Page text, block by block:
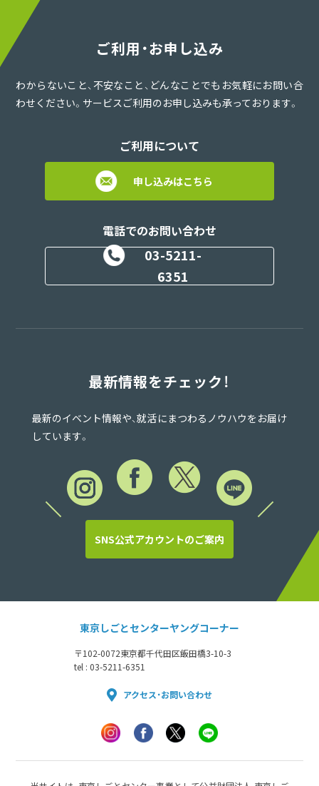
ご利用・お申し込み
わからないこと、不安なこと、どんなことでもお気軽にお問い合
わせください。サービスご利用のお申し込みも承っております。
ご利用について
申し込みはこちら
電話でのお問い合わせ
03-5211-
6351
最新情報をチェック！
最新のイベント情報や、就活にまつわるノウハウをお届け
しています。
SNS公式アカウントのご案内
東京しごとセンターヤングコーナー
〒102-0072東京都千代田区飯田橋3-10-3
tel : 03-5211-6351
アクセス・お問い合わせ